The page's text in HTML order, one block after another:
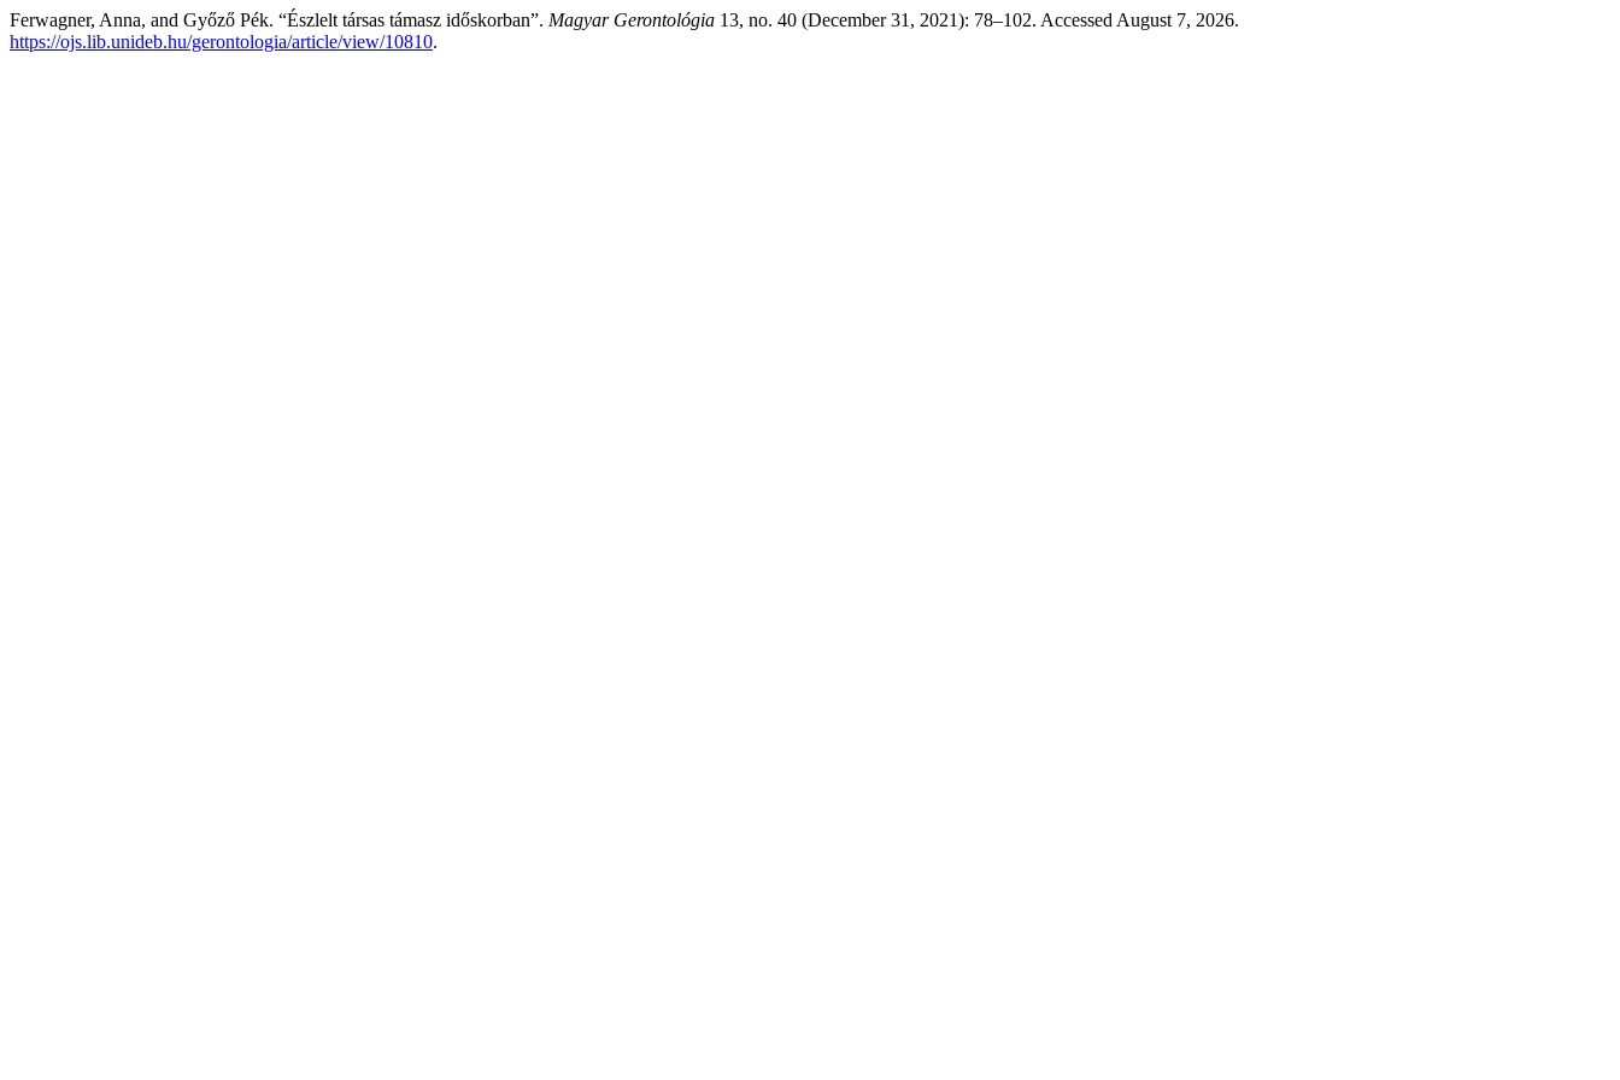
Ferwagner, Anna, and Győző Pék. “Észlelt társas támasz időskorban”. Magyar Gerontológia 13, no. 40 (December 31, 2021): 78–102. Accessed August 7, 2026.
https://ojs.lib.unideb.hu/gerontologia/article/view/10810.